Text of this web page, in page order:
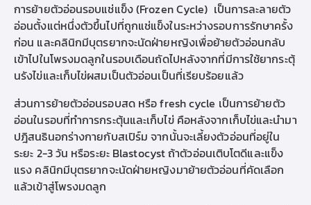
การย้ายตัวอ่อนรอบแช่แข็ง (Frozen Cycle) เป็นการละลายตัว
อ่อนตั้งแต่หนึ่งตัวขึ้นไปที่ถูกแช่แข็งในระหว่างรอบการรักษาครั้ง
ก่อน และคลินิกมีบุตรยากจะนัดฝ่ายหญิงเพื่อย้ายตัวอ่อนกลับ
เข้าไปในโพรงมดลูกในรอบเดือนถัดไปหลังจากที่มีการใช้ยากระตุ้
นรังไข่และเก็บไข่ผสมเป็นตัวอ่อนเป็นที่เรียบร้อยแล้ว
ส่วนการย้ายตัวอ่อนรอบสด หรือ fresh cycle เป็นการย้ายตัว
อ่อนในรอบที่ทำการกระตุ้นและเก็บไข่คือหลังจากเก็บไข่และนำมา
ปฎิสนธินอกร่างกายกับสเปิร์ม จากนั้นจะเลี้ยงตัวอ่อนที่อยู่ใน
ระยะ 2-3 วัน หรือระยะ Blastocyst ถ้าตัวอ่อนเติบโตดีและแข็ง
แรง คลินิกมีบุตรยากจะนัดฝ่ายหญิงมาย้ายตัวอ่อนที่คัดเลือก
แล้วเข้าสู่โพรงมดลูก